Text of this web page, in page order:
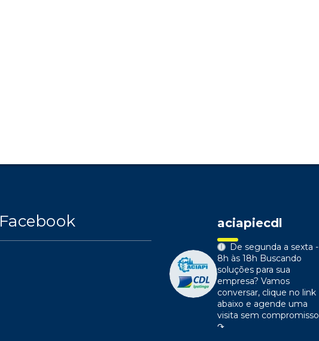
Facebook aciapiecdl
De segunda a sexta -
8h às 18h Buscando
soluções para sua
empresa? Vamos
conversar, clique no link
abaixo e agende uma
visita sem compromisso
↷